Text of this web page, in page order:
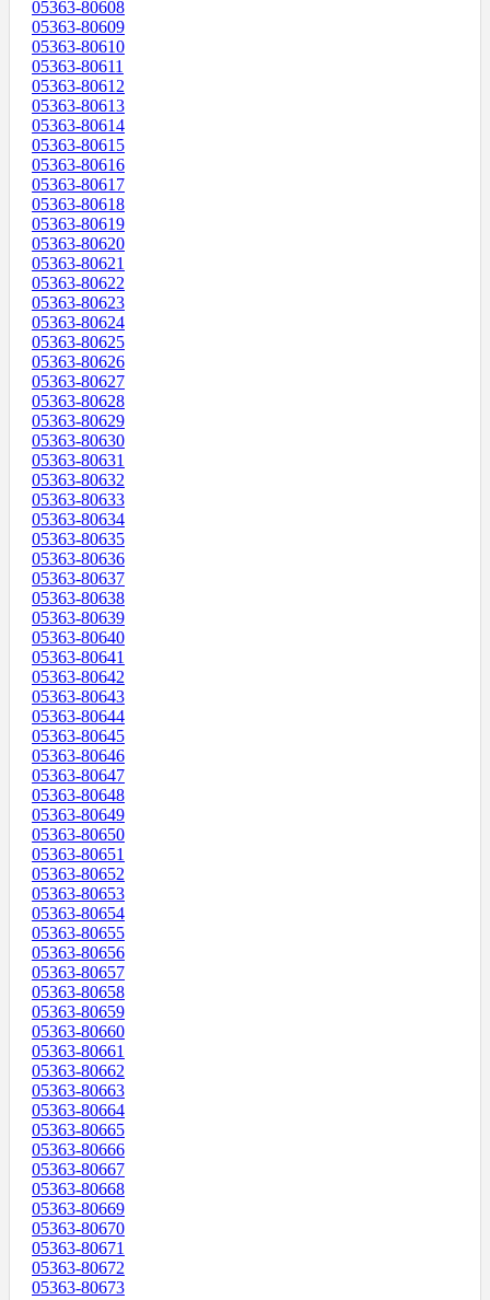
05363-80608
05363-80609
05363-80610
05363-80611
05363-80612
05363-80613
05363-80614
05363-80615
05363-80616
05363-80617
05363-80618
05363-80619
05363-80620
05363-80621
05363-80622
05363-80623
05363-80624
05363-80625
05363-80626
05363-80627
05363-80628
05363-80629
05363-80630
05363-80631
05363-80632
05363-80633
05363-80634
05363-80635
05363-80636
05363-80637
05363-80638
05363-80639
05363-80640
05363-80641
05363-80642
05363-80643
05363-80644
05363-80645
05363-80646
05363-80647
05363-80648
05363-80649
05363-80650
05363-80651
05363-80652
05363-80653
05363-80654
05363-80655
05363-80656
05363-80657
05363-80658
05363-80659
05363-80660
05363-80661
05363-80662
05363-80663
05363-80664
05363-80665
05363-80666
05363-80667
05363-80668
05363-80669
05363-80670
05363-80671
05363-80672
05363-80673